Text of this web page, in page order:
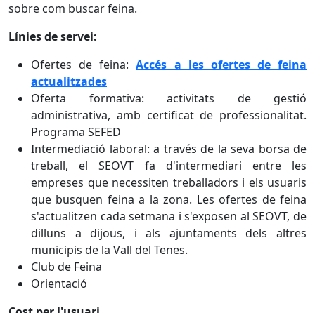
sobre com buscar feina.
Línies de servei:
Ofertes de feina:Accés a les ofertes de feina
actualitzades
Oferta formativa: activitats de gestió
administrativa, amb certificat de professionalitat.
Programa SEFED
Intermediació laboral: a través de la seva borsa de
treball, el SEOVT fa d'intermediari entre les
empreses que necessiten treballadors i els usuaris
que busquen feina a la zona. Les ofertes de feina
s'actualitzen cada setmana i s'exposen al SEOVT, de
dilluns a dijous, i als ajuntaments dels altres
municipis de la Vall del Tenes.
Club de Feina
Orientació